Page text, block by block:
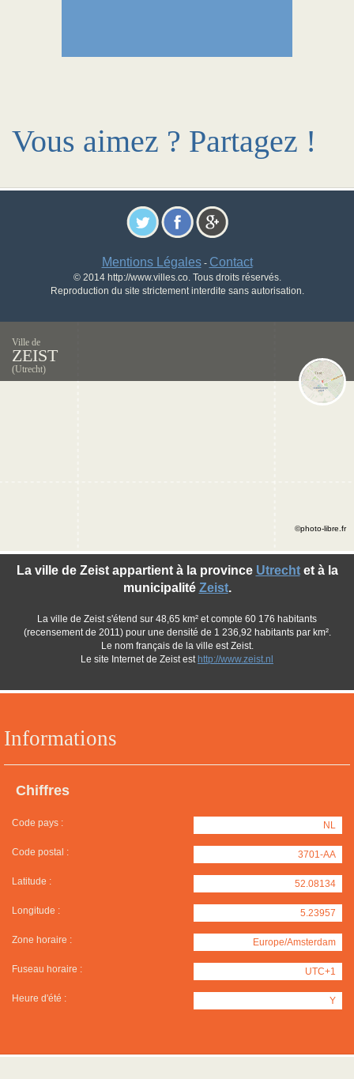
Vous aimez ? Partagez !
Mentions Légales- Contact
© 2014 http://www.villes.co. Tous droits réservés.
Reproduction du site strictement interdite sans autorisation.
Ville de
ZEIST
(Utrecht)
Informations
Chiffres
Code pays : NL
Code postal : 3701-AA
Latitude : 52.08134
Longitude : 5.23957
Zone horaire : Europe/Amsterdam
Fuseau horaire : UTC+1
Heure d'été : Y
La ville de Zeist appartient à la province Utrechtet à la
municipalité Zeist.
La ville de Zeist s'étend sur 48,65 km² et compte 60 176 habitants
(recensement de 2011) pour une densité de 1 236,92 habitants par km².
Le nom français de la ville est Zeist.
Le site Internet de Zeist est http://www.zeist.nl
©photo-libre.fr